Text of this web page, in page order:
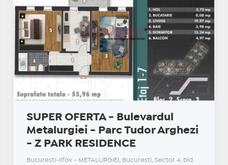
SUPER OFERTA - Bulevardul
Metalurgiei - Parc Tudor Arghezi
- Z PARK RESIDENCE
Bucuresti-Ilfov - METALURGIEI, Bucuresti, Sector 4, bld.